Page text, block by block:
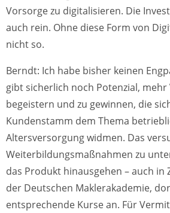
Vorsorge zu digitalisieren. Die
auch rein. Ohne diese Form von
nicht so.
Berndt: Ich habe bisher keinen
gibt sicherlich noch Potenzial,
begeistern und zu gewinnen, die
Kundenstamm dem Thema
Altersversorgung widmen. Das
Weiterbildungsmaßnahmen zu
das Produkt hinausgehen – auch
der Deutschen Maklerakademie,
entsprechende Kurse an. Für